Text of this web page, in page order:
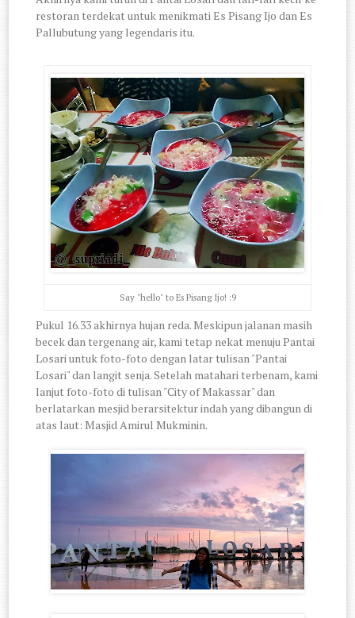
restoran terdekat untuk menikmati Es Pisang Ijo dan Es
Pallubutung yang legendaris itu.
Say "hello" to Es Pisang Ijo! :9
Pukul 16.33 akhirnya hujan reda. Meskipun jalanan masih
becek dan tergenang air, kami tetap nekat menuju Pantai
Losari untuk foto-foto dengan latar tulisan "Pantai
Losari" dan langit senja. Setelah matahari terbenam, kami
lanjut foto-foto di tulisan "City of Makassar" dan
berlatarkan mesjid berarsitektur indah yang dibangun di
atas laut: Masjid Amirul Mukminin.